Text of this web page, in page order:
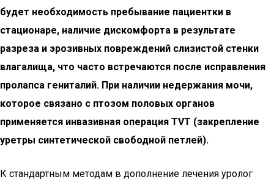
будет необходимость пребывание пациентки в
стационаре, наличие дискомфорта в результате
разреза и эрозивных повреждений слизистой стенки
влагалища, что часто встречаются после исправления
пролапса гениталий. При наличии недержания мочи,
которое связано с птозом половых органов
применяется инвазивная операция ТVТ (закрепление
уретры синтетической свободной петлей).
К стандартным методам в дополнение лечения уролог